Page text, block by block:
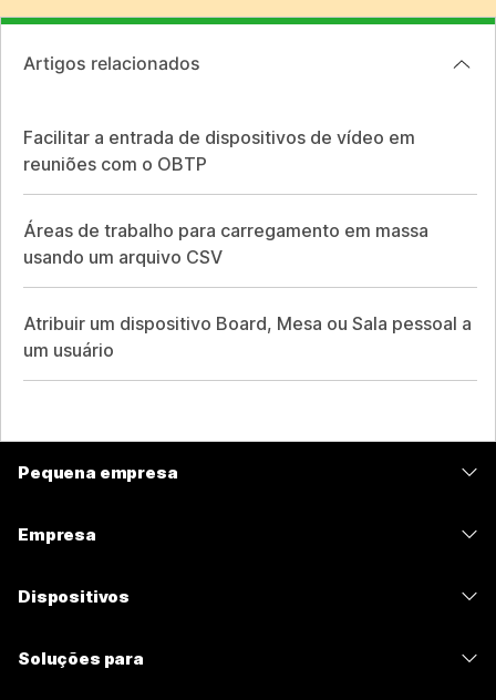
Artigos relacionados
Facilitar a entrada de dispositivos de vídeo em
reuniões com o OBTP
Áreas de trabalho para carregamento em massa
usando um arquivo CSV
Atribuir um dispositivo Board, Mesa ou Sala pessoal a
um usuário
Pequena empresa
Empresa
Dispositivos
Soluções para